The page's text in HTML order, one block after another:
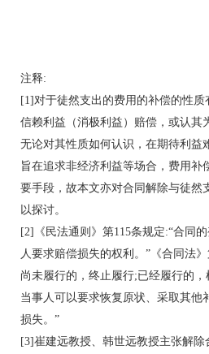
注释:
[1]对于徒然支出的费用的补偿的性
信赖利益（消极利益）赔偿，或认其
无论对其性质如何认识，在期待利益
旨在追求非经济利益等场合，费用补
要手段，故本文亦对合同解除与徒然
以探讨。
[2]《民法通则》第115条规定:“合同
人要求赔偿损失的权利。”《合同法
尚未履行的，终止履行;已经履行的，
当事人可以要求恢复原状、采取其他
损失。”
[3]崔建远教授、韩世远教授主张解